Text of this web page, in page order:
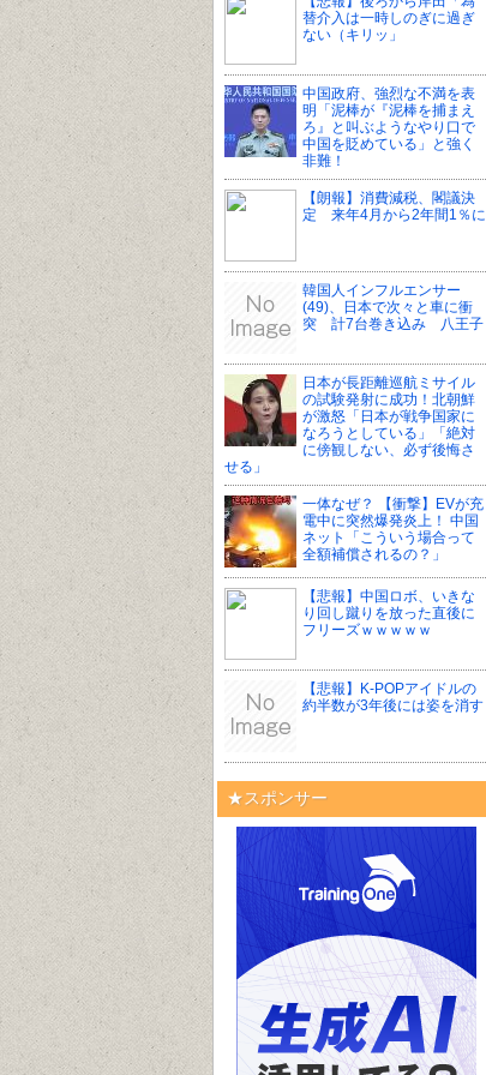
替介入は一時しのぎに過ぎ
ない（キリッ」
中国政府、強烈な不満を表
明「泥棒が『泥棒を捕まえ
ろ』と叫ぶようなやり口で
中国を貶めている」と強く
非難！
【朗報】消費減税、閣議決
定 来年4月から2年間1％に
韓国人インフルエンサー
(49)、日本で次々と車に衝
突 計7台巻き込み 八王子
日本が長距離巡航ミサイル
の試験発射に成功！北朝鮮
が激怒「日本が戦争国家に
なろうとしている」「絶対
に傍観しない、必ず後悔さ
せる」
一体なぜ？ 【衝撃】EVが充
電中に突然爆発炎上！ 中国
ネット「こういう場合って
全額補償されるの？」
【悲報】中国ロボ、いきな
り回し蹴りを放った直後に
フリーズｗｗｗｗｗ
【悲報】K-POPアイドルの
約半数が3年後には姿を消す
★スポンサー